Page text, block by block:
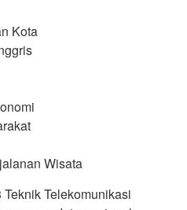
Kota
Wisata
Telekomunikasi